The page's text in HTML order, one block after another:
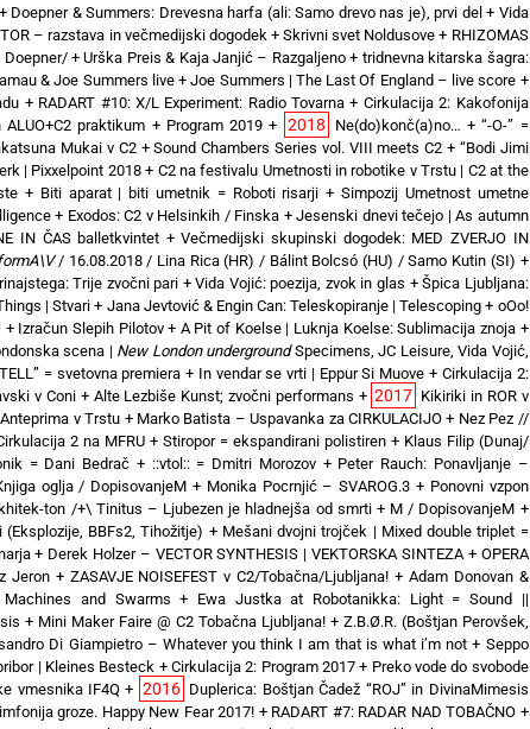
+ Doepner & Summers: Drevesna harfa (ali: Samo drevo nas je), prvi del + Vida
– razstava in večmedijski dogodek +Skrivni svet Noldusove + RHIZOMAS
Doepner/+Urška Preis & Kaja Janjić – Razgaljeno+ tridnevna kitarska šagra:
& Joe Summers live+Joe Summers | The Last Of England – live score +
+ RADART #10: X/L Experiment: Radio Tovarna + Cirkulacija 2: Kakofonija
ALUO+C2 praktikum + Program 2019 + 2018 Ne(do)konč(a)no… +“-O-” =
Mukai v C2+Sound Chambers Series vol. VIII meets C2 + “Bodi Jimi
| Pixxelpoint 2018+ C2 na festivalu Umetnosti in robotike v Trstu | C2 at the
+ Biti aparat | biti umetnik = Roboti risarji + Simpozij Umetnost umetne
+ Exodos: C2 v Helsinkih / Finska + Jesenski dnevi tečejo | As autumn
IN ČAS balletkvintet +Večmedijski skupinski dogodek: MED ZVERJO IN
/ 16.08.2018 / Lina Rica (HR) / Bálint Bolcsó (HU) / Samo Kutin (SI) +
Trije zvočni pari +Vida Vojić: poezija, zvok in glas +Špica Ljubljana:
| Stvari + Jana Jevtović & Engin Can: Teleskopiranje | Telescoping + oOo!
+ Izračun Slepih Pilotov+ A Pit of Koelse | Luknja Koelse: Sublimacija znoja+
scena | New London undergroundSpecimens, JC Leisure, Vida Vojić,
= svetovna premiera + In vendar se vrti | Eppur Si Muove + Cirkulacija 2:
v Coni + Alte Lezbiše Kunst; zvočni performans + 2017 Kikiriki in ROR v
v Trstu + Marko Batista – Uspavanka za CIRKULACIJO+ Nez Pez //
2 na MFRU+ Stiropor = ekspandirani polistiren+ Klaus Filip (Dunaj/
= Dani Bedrač + ::vtol:: = Dmitri Morozov+ Peter Rauch: Ponavljanje –
oglja / DopisovanjeM + Monika Pocrnjić – SVAROG.3 + Ponovni vzpon
ton /+\ Tinitus – Ljubezen je hladnejša od smrti+ M / DopisovanjeM +
BBFs2, Tihožitje) + Mešani dvojni trojček | Mixed double triplet =
+ Derek Holzer – VECTOR SYNTHESIS | VEKTORSKA SINTEZA+ OPERA
Jeron+ ZASAVJE NOISEFEST v C2/Tobačna/Ljubljana! + Adam Donovan &
and Swarms + Ewa Justka at Robotanikka: Light = Sound ||
+ Mini Maker Faire @ C2 Tobačna Ljubljana!+ Z.B.Ø.R. (Boštjan Perovšek,
Di Giampietro – Whatever you think I am that is what i’m not + Seppo
| Kleines Besteck + Cirkulacija 2: Program 2017+ Preko vode do svobode
vmesnika IF4Q + 2016 Duplerica: Boštjan Čadež “ROJ” in DivinaMimesis
groze. Happy New Fear 2017! + RADART #7: RADAR NAD TOBAČNO +